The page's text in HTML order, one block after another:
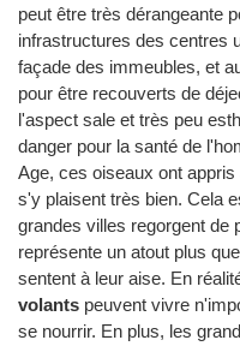
peut être très dérangeante
infrastructures des centres
façade des immeubles, et
pour être recouverts de
l'aspect sale et très peu
danger pour la santé de
Age, ces oiseaux ont
s'y plaisent très bien. Cela
grandes villes regorgent de
représente un atout plus
sentent à leur aise. En
volants peuvent vivre
se nourrir. En plus, les